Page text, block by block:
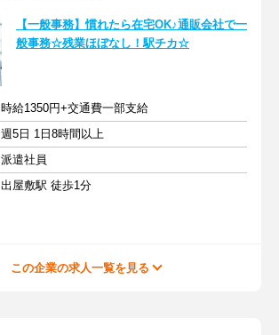
【一般事務】慣れたら在宅OK♪通販会社で一
般事務☆残業ほぼなし！駅チカ☆
時給1350円+交通費一部支給
週5日 1日8時間以上
派遣社員
出屋敷駅 徒歩1分
この企業の求人一覧を見る